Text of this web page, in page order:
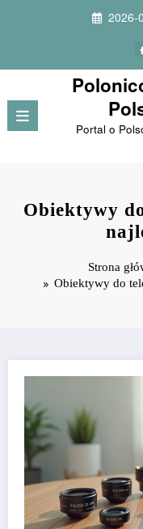
2026-
Portal o
Obiektywy
Strona
Obiektywy do